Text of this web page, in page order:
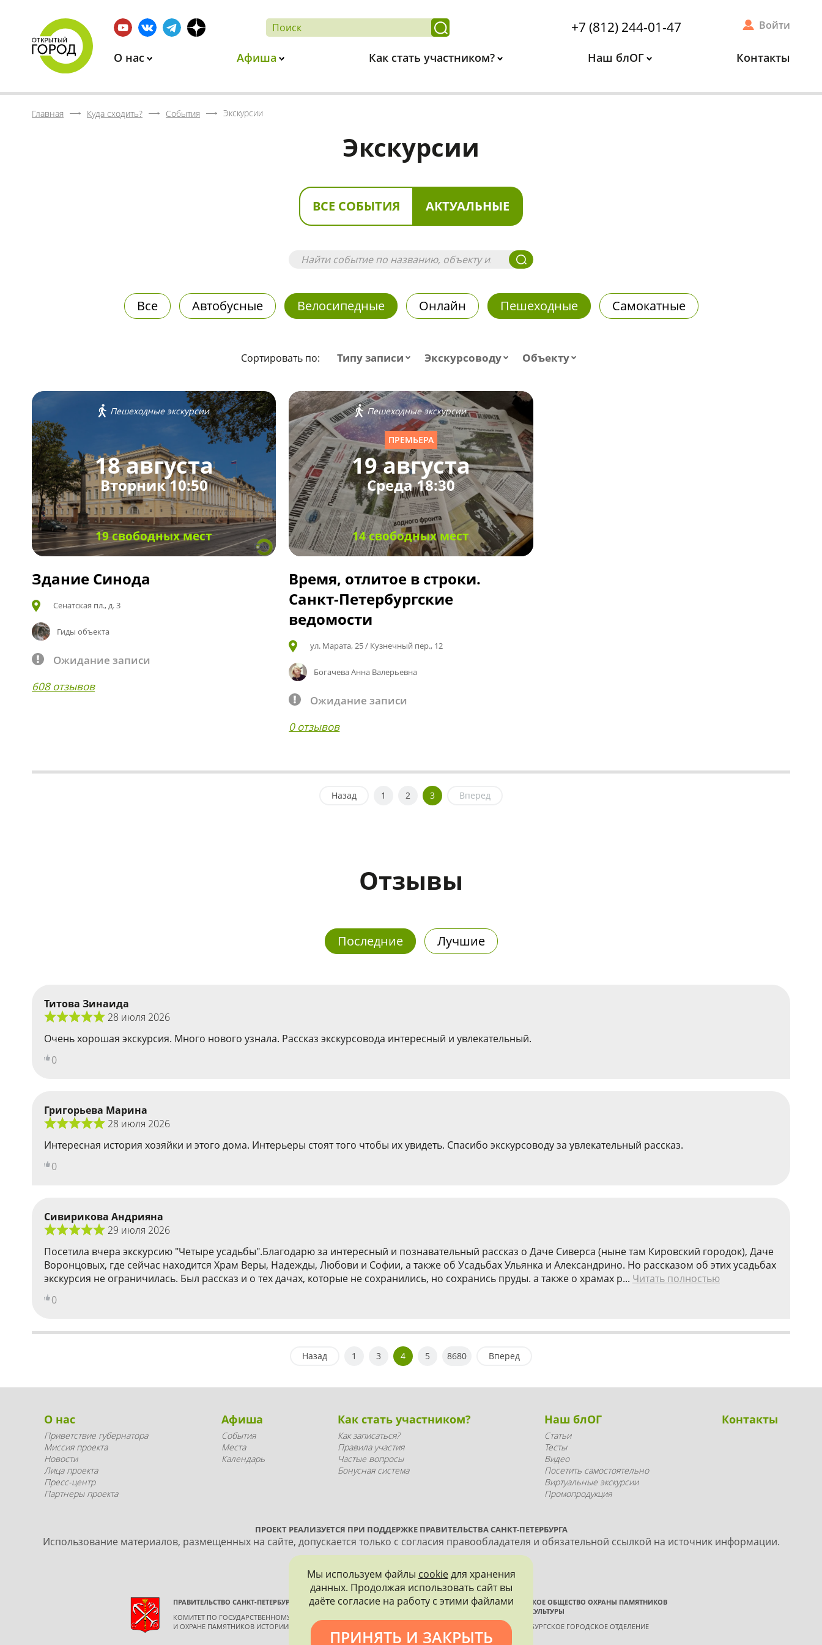
+7 (812) 244-01-47 Войти
О нас Афиша Как стать участником? Наш блОГ Контакты
Главная Куда сходить? События Экскурсии
Экскурсии
ВСЕ СОБЫТИЯ АКТУАЛЬНЫЕ
Все Автобусные Велосипедные Онлайн Пешеходные Самокатные
Сортировать по: Типу записи Экскурсоводу Объекту
Пешеходные экскурсии
18 августа
Вторник 10:50
19 свободных мест
Здание Синода
Сенатская пл., д. 3
Гиды объекта
Ожидание записи
608 отзывов
Пешеходные экскурсии
ПРЕМЬЕРА
19 августа
Среда 18:30
14 свободных мест
Время, отлитое в строки.
Санкт-Петербургские
ведомости
ул. Марата, 25 / Кузнечный пер., 12
Богачева Анна Валерьевна
Ожидание записи
0 отзывов
Назад 1 2 3 Вперед
Отзывы
Последние Лучшие
Титова Зинаида
28 июля 2026
Очень хорошая экскурсия. Много нового узнала. Рассказ экскурсовода интересный и увлекательный.
0
Григорьева Марина
28 июля 2026
Интересная история хозяйки и этого дома. Интерьеры стоят того чтобы их увидеть. Спасибо экскурсоводу за увлекательный рассказ.
0
Сивирикова Андрияна
29 июля 2026
Посетила вчера экскурсию "Четыре усадьбы".Благодарю за интересный и познавательный рассказ о Даче Сиверса (ныне там Кировский городок), Даче
Воронцовых, где сейчас находится Храм Веры, Надежды, Любови и Софии, а также об Усадьбах Ульянка и Александрино. Но рассказом об этих усадьбах
экскурсия не ограничилась. Был рассказ и о тех дачах, которые не сохранились, но сохранись пруды. а также о храмах р... Читать полностью
0
Назад 1 3 4 5 8680 Вперед
О нас
Приветствие губернатора
Миссия проекта
Новости
Лица проекта
Пресс-центр
Партнеры проекта
Афиша
События
Места
Календарь
Как стать участником?
Как записаться?
Правила участия
Частые вопросы
Бонусная система
Наш блОГ
Статьи
Тесты
Видео
Посетить самостоятельно
Виртуальные экскурсии
Промопродукция
Контакты
ПРОЕКТ РЕАЛИЗУЕТСЯ ПРИ ПОДДЕРЖКЕ ПРАВИТЕЛЬСТВА САНКТ-ПЕТЕРБУРГА
Использование материалов, размещенных на сайте, допускается только с согласия правообладателя и обязательной ссылкой на источник информации.
ПРАВИТЕЛЬСТВО САНКТ-ПЕТЕРБУРГА
КОМИТЕТ ПО ГОСУДАРСТВЕННОМУ КОНТРОЛЮ, ИСПОЛЬЗОВАНИЮ
И ОХРАНЕ ПАМЯТНИКОВ ИСТОРИИ И КУЛЬТУРЫ
ВСЕРОССИЙСКОЕ ОБЩЕСТВО ОХРАНЫ ПАМЯТНИКОВ
ИСТОРИИ И КУЛЬТУРЫ
САНКТ-ПЕТЕРБУРГСКОЕ ГОРОДСКОЕ ОТДЕЛЕНИЕ
Мы используем файлы cookieдля хранения
данных. Продолжая использовать сайт вы
даёте согласие на работу с этими файлами
ПРИНЯТЬ И ЗАКРЫТЬ